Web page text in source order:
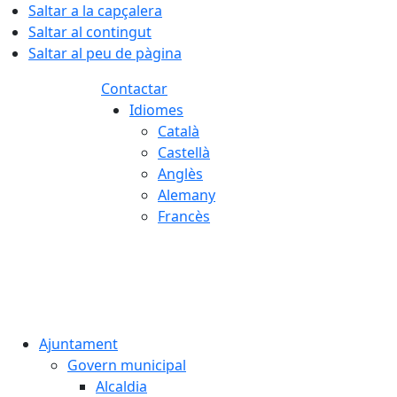
Saltar a la capçalera
Saltar al contingut
Saltar al peu de pàgina
Contactar
Idiomes
Català
Castellà
Anglès
Alemany
Francès
Ajuntament
Govern municipal
Alcaldia